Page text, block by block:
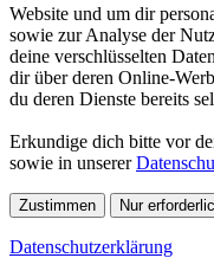
Website und um dir
sowie zur Analyse der
deine verschlüsselten
dir über deren Online-
du deren Dienste bereits
Erkundige dich bitte vor
sowie in unserer
Zustimmen Nur
Datenschutzerklärung